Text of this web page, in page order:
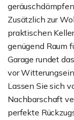
Zusätzlich zur
praktischen
genügend Raum
Garage rundet
vor
Lassen Sie sich
Nachbarschaft
perfekte